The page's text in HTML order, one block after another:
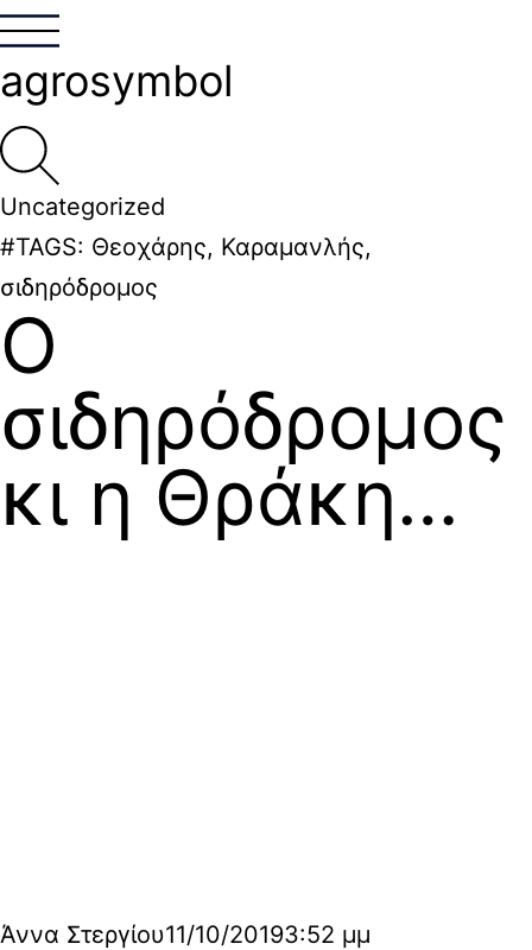
agrosymbol
Uncategorized
#TAGS: Θεοχάρης, Καραμανλής,
σιδηρόδρομος
Ο
σιδηρόδρομος
κι η Θράκη…
Άννα Στεργίου11/10/20193:52 μμ